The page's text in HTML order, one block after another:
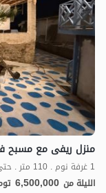
منزل ریفی مع مسبح
1 غرفة نوم . 110 متر . حتى 12 ضيف
الليلة من 6,500,000